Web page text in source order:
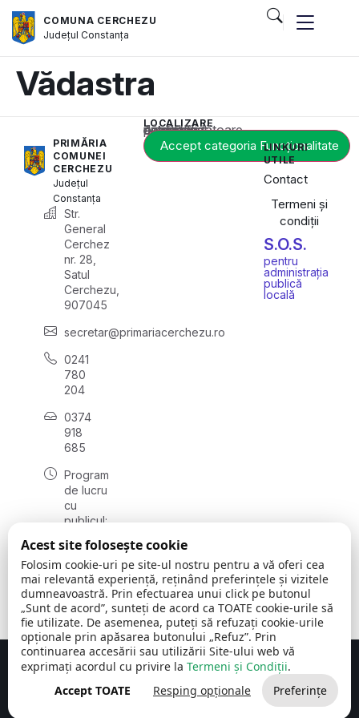
COMUNA CERCHEZU
JudețulConstanța
Vădastra
PRIMĂRIA
COMUNEI
CERCHEZU
Județul
Constanța
Str.
General
Cerchez
nr. 28,
Satul
Cerchezu,
907045
secretar@primariacerchezu.ro
0241
780
204
0374
918
685
Program
de lucru
cu
publicul:
08:00 -
16:30
, vineri:
08:00 -
14:00
LOCALIZARE
Acest conținut este blocat până când acceptați categoria corespunzătoare de cookie-uri.
Accept categoria Funcționalitate
LINKURI
UTILE
Contact
Termeni și
condiții
S.O.S.
pentru
administrația
publică
locală
Comuna Cerchezu © 2026Toate drepturile rezervate
Concept realizat de Big Media Relații Publice SRL
Acest site folosește cookie
Folosim cookie-uri pe site-ul nostru pentru a vă oferi cea
mai relevantă experiență, reținând preferințele și vizitele
dumneavoastră. Prin efectuarea unui click pe butonul
„Sunt de acord”, sunteți de acord ca TOATE cookie-urile să
fie utilizate. De asemenea, puteți să refuzați cookie-urile
opționale prin apăsarea butonului „Refuz”. Prin
continuarea accesării sau utilizării Site-ului web vă
exprimați acordul cu privire la Termeni și Condiții.
Accept TOATE
Resping opționale Preferințe